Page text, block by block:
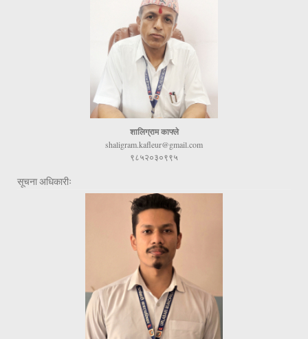
शालिग्राम काफ्ले
shaligram.kafleur@gmail.com
९८५२०३०९९५
सूचना अधिकारीः